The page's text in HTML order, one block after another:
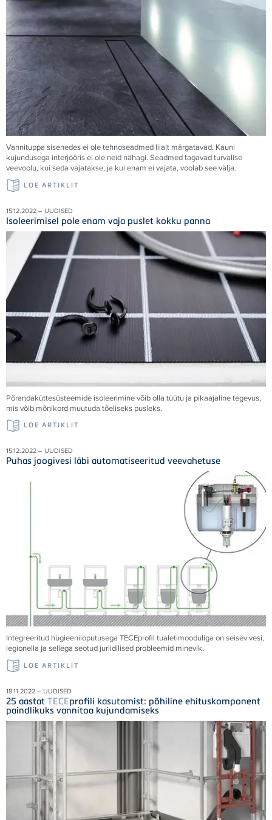
Vannituppa sisenedes ei ole tehnoseadmed liialt märgatavad. Kauni
kujundusega interjööris ei ole neid nähagi. Seadmed tagavad turvalise
veevoolu, kui seda vajatakse, ja kui enam ei vajata, voolab see välja.
LOE ARTIKLIT
15.12.2022 – UUDISED
Isoleerimisel pole enam vaja puslet kokku panna
Põrandaküttesüsteemide isoleerimine võib olla tüütu ja pikaajaline tegevus,
mis võib mõnikord muutuda tõeliseks pusleks.
LOE ARTIKLIT
15.12.2022 – UUDISED
Puhas joogivesi läbi automatiseeritud veevahetuse
Integreeritud hügieeniloputusega TECEprofil tualetimooduliga on seisev vesi,
legionella ja sellega seotud juriidilised probleemid minevik.
LOE ARTIKLIT
18.11.2022 – UUDISED
25 aastat TECEprofili kasutamist: põhiline ehituskomponent
paindlikuks vannitoa kujundamiseks